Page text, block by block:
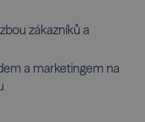
zákazníků a
a marketingem na